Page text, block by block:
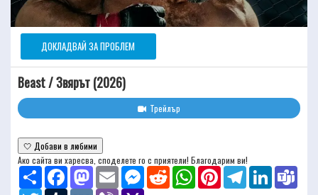
ДОКЛАДВАЙ ЗА ПРОБЛЕМ
Beast / Звярът (2026)
Трейлър
🤍 Добави в любими
Ако сайта ви харесва, споделете го с приятели! Благодарим ви!
Share
FacebookMastodonEmail MessengerReddit WhatsAppPinterestTelegramLinkedIn